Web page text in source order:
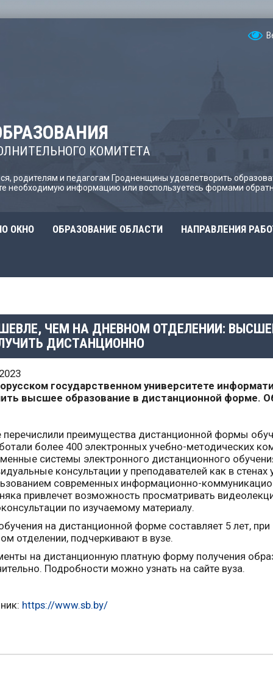
КОМИТЕТА
родителям и педагогам Гродненщины удовлетворить
необходимую информацию или воспользуетесь формами
ОКНО ОБРАЗОВАНИЕ ОБЛАСТИ НАПРАВЛЕНИЯ
ЧЕМ НА ДНЕВНОМ ОТДЕЛЕНИИ:
ДИСТАНЦИОННО
государственном университете
высшее образование в дистанционной форме.
перечислили преимущества дистанционной формы
более 400 электронных учебно-методических
системы электронного дистанционного
консультации у преподавателей как в стенах
современных информационно-
привлечет возможность просматривать
по изучаемому материалу.
на дистанционной форме составляет 5 лет,
отделении, подчеркивают в вузе.
на дистанционную платную форму получения
Подробности можно узнать на сайте вуза.
https://www.sb.by/